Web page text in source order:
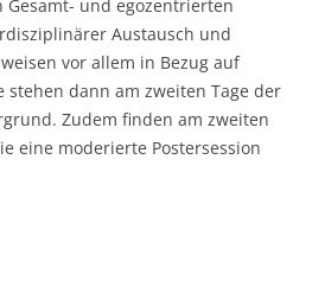
Gesamt- und egozentrierten
Austausch und
vor allem in Bezug auf
stehen dann am zweiten Tage der
Zudem finden am zweiten
eine moderierte Postersession